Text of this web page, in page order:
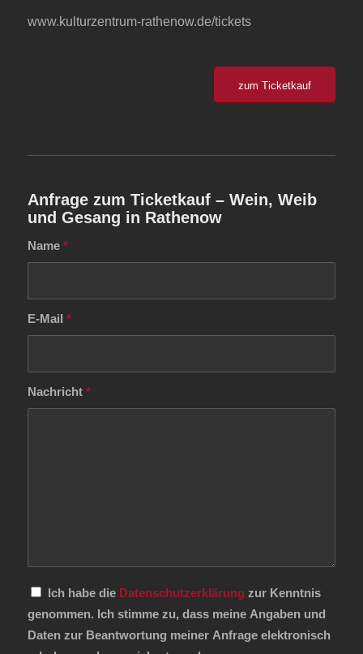
www.kulturzentrum-rathenow.de/tickets
zum Ticketkauf
Anfrage zum Ticketkauf – Wein, Weib
und Gesang in Rathenow
Name *
E-Mail *
Nachricht *
Ich habe die Datenschutzerklärung zur Kenntnis
genommen. Ich stimme zu, dass meine Angaben und
Daten zur Beantwortung meiner Anfrage elektronisch